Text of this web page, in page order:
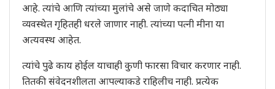
आहे. त्यांचे आणि त्यांच्या मुलांचे असे जाणे कदाचित मोठ्या
व्यवस्थेत गृहितही धरले जाणार नाही. त्यांच्या पत्नी मीना या
अत्यवस्थ आहेत.
त्यांचे पुढे काय होईल याचाही कुणी फारसा विचार करणार नाही.
तितकी संवेदनशीलता आपल्याकडे राहिलीच नाही. प्रत्येक